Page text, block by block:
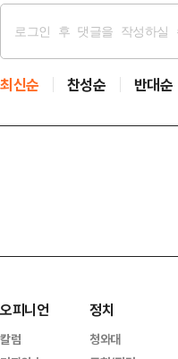
최신순 찬성순 반대순
오피니언
칼럼
정치
청와대